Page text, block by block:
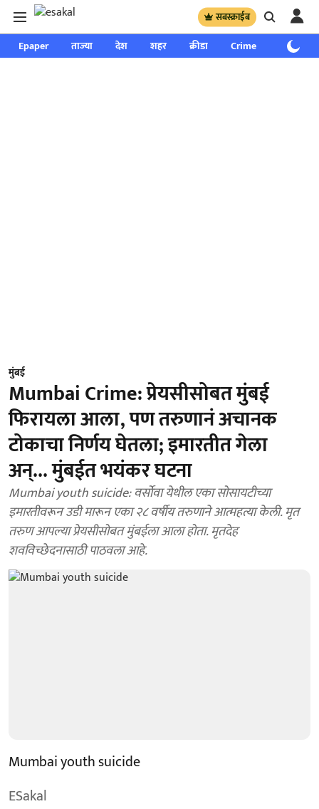
सबस्क्राईब
Epaper ताज्या देश शहर क्रीडा Crime साप्ताहिक
मुंबई
Mumbai Crime: प्रेयसीसोबत मुंबई
फिरायला आला, पण तरुणानं अचानक
टोकाचा निर्णय घेतला; इमारतीत गेला
अन्... मुंबईत भयंकर घटना
Mumbai youth suicide: वर्सोवा येथील एका सोसायटीच्या
इमारतीवरून उडी मारून एका २८ वर्षीय तरुणाने आत्महत्या केली. मृत
तरुण आपल्या प्रेयसीसोबत मुंबईला आला होता. मृतदेह
शवविच्छेदनासाठी पाठवला आहे.
Mumbai youth suicide
ESakal